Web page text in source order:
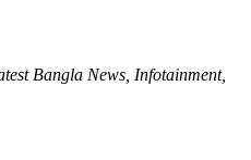
Bangla News, Infotainment,